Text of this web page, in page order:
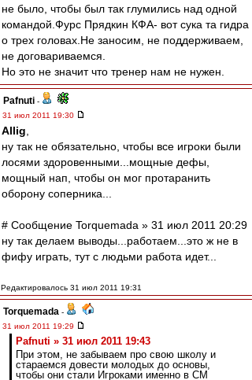
не было, чтобы был так глумились над одной
командой.Фурс Прядкин КФА- вот сука та гидра
о трех головах.Не заносим, не поддерживаем,
не договариваемся.
Но это не значит что тренер нам не нужен.
Pafnuti -
31 июл 2011 19:30
Allig
ну так не обязательно, чтобы все игроки были
лосями здоровенными...мощные дефы,
мощный нап, чтобы он мог протаранить
оборону соперника...
# Сообщение Torquemada » 31 июл 2011 20:29
ну так делаем выводы...работаем...это ж не в
фифу играть, тут с людьми работа идет...
Редактировалось 31 июл 2011 19:31
Torquemada -
31 июл 2011 19:29
Pafnuti » 31 июл 2011 19:43
При этом, не забываем про свою школу и
стараемся довести молодых до основы,
чтобы они стали Игроками именно в СМ